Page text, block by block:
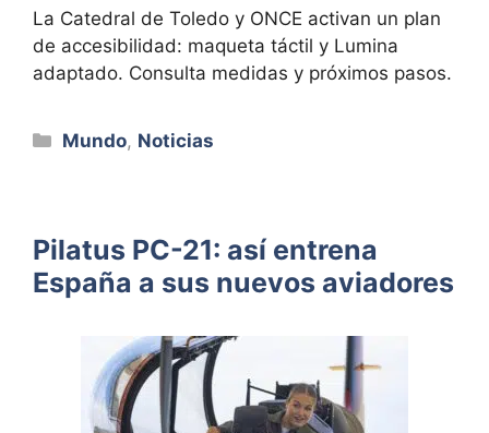
La Catedral de Toledo y ONCE activan un plan
de accesibilidad: maqueta táctil y Lumina
adaptado. Consulta medidas y próximos pasos.
Categorías
Mundo, Noticias
Pilatus PC-21: así entrena
España a sus nuevos aviadores